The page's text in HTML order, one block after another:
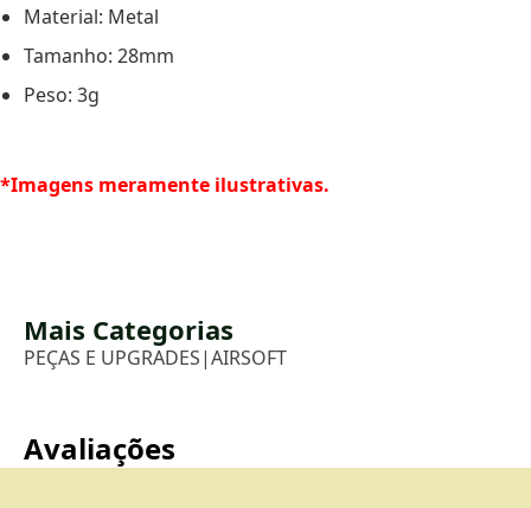
Material: Metal
Tamanho: 28mm
Peso: 3g
*Imagens meramente ilustrativas.
Mais Categorias
PEÇAS E UPGRADES|AIRSOFT
Avaliações